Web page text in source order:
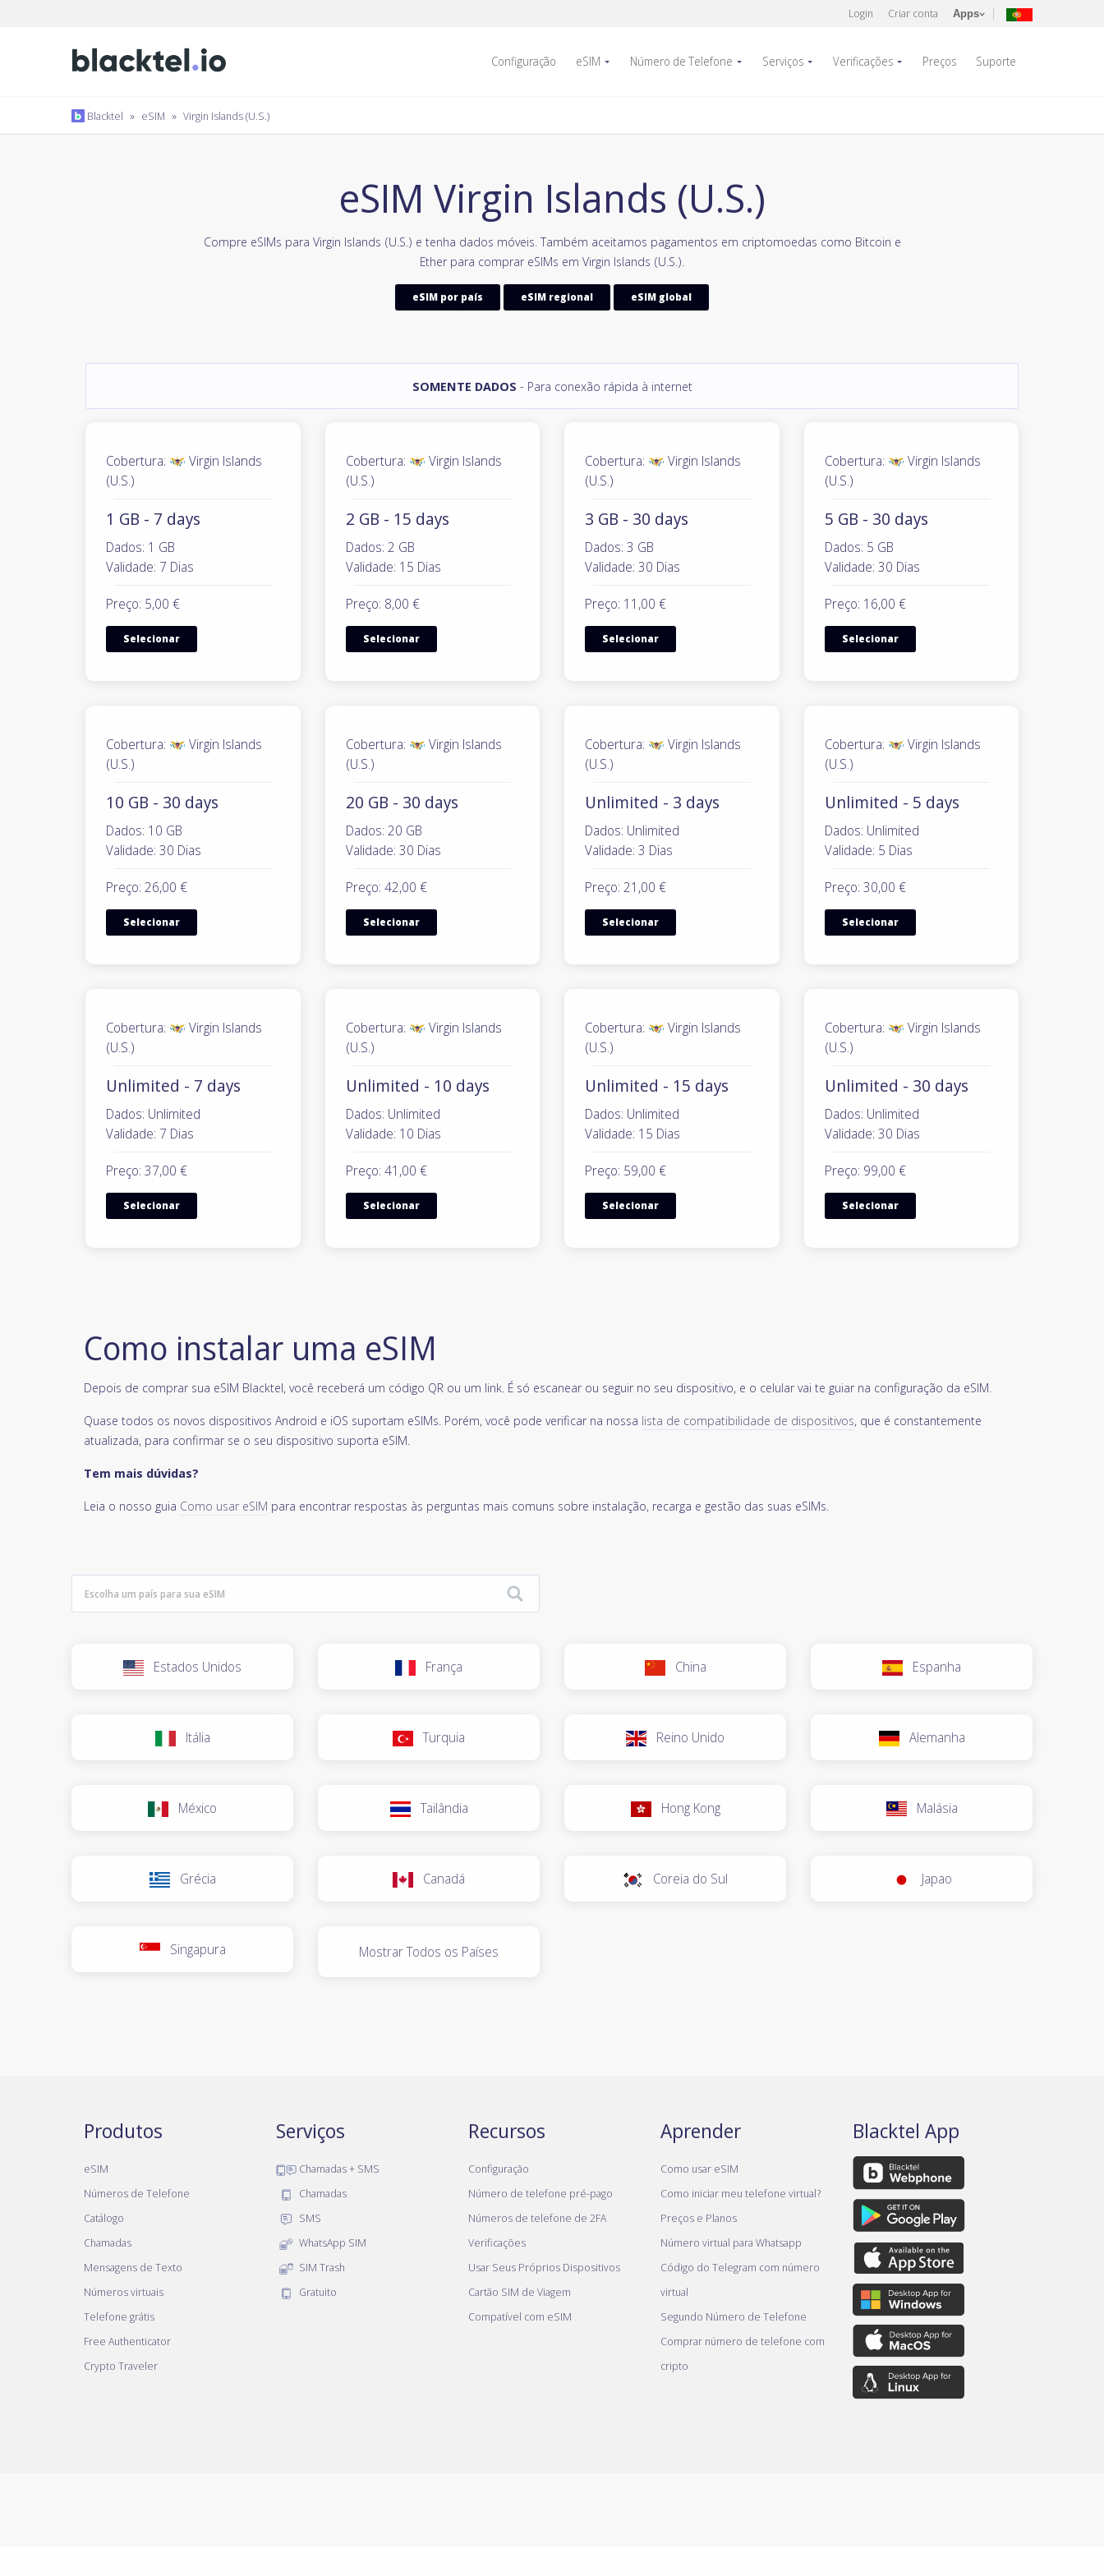
Login Criar conta Apps
Configuração eSIM Número de Telefone Serviços Verificações Preços Suporte
Blacktel » eSIM » Virgin Islands (U.S.)
eSIM Virgin Islands (U.S.)
Compre eSIMs para Virgin Islands (U.S.) e tenha dados móveis. Também aceitamos pagamentos em criptomoedas como Bitcoin e
Ether para comprar eSIMs em Virgin Islands (U.S.).
eSIM por país eSIM regional eSIM global
SOMENTE DADOS - Para conexão rápida à internet
Cobertura:
Virgin Islands
(U.S.)
1 GB - 7 days
Dados: 1 GB
Validade: 7 Dias
Preço: 5,00 €
Selecionar
Cobertura:
Virgin Islands
(U.S.)
2 GB - 15 days
Dados: 2 GB
Validade: 15 Dias
Preço: 8,00 €
Selecionar
Cobertura:
Virgin Islands
(U.S.)
3 GB - 30 days
Dados: 3 GB
Validade: 30 Dias
Preço: 11,00 €
Selecionar
Cobertura:
Virgin Islands
(U.S.)
5 GB - 30 days
Dados: 5 GB
Validade: 30 Dias
Preço: 16,00 €
Selecionar
Cobertura:
Virgin Islands
(U.S.)
10 GB - 30 days
Dados: 10 GB
Validade: 30 Dias
Preço: 26,00 €
Selecionar
Cobertura:
Virgin Islands
(U.S.)
20 GB - 30 days
Dados: 20 GB
Validade: 30 Dias
Preço: 42,00 €
Selecionar
Cobertura:
Virgin Islands
(U.S.)
Unlimited - 3 days
Dados: Unlimited
Validade: 3 Dias
Preço: 21,00 €
Selecionar
Cobertura:
Virgin Islands
(U.S.)
Unlimited - 5 days
Dados: Unlimited
Validade: 5 Dias
Preço: 30,00 €
Selecionar
Cobertura:
Virgin Islands
(U.S.)
Unlimited - 7 days
Dados: Unlimited
Validade: 7 Dias
Preço: 37,00 €
Selecionar
Cobertura:
Virgin Islands
(U.S.)
Unlimited - 10 days
Dados: Unlimited
Validade: 10 Dias
Preço: 41,00 €
Selecionar
Cobertura:
Virgin Islands
(U.S.)
Unlimited - 15 days
Dados: Unlimited
Validade: 15 Dias
Preço: 59,00 €
Selecionar
Cobertura:
Virgin Islands
(U.S.)
Unlimited - 30 days
Dados: Unlimited
Validade: 30 Dias
Preço: 99,00 €
Selecionar
Como instalar uma eSIM
Depois de comprar sua eSIM Blacktel, você receberá um código QR ou um link. É só escanear ou seguir no seu dispositivo, e o celular vai te guiar na configuração da eSIM.
Quase todos os novos dispositivos Android e iOS suportam eSIMs. Porém, você pode verificar na nossa lista de compatibilidade de dispositivos, que é constantemente
atualizada, para confirmar se o seu dispositivo suporta eSIM.
Tem mais dúvidas?
Leia o nosso guia Como usar eSIM para encontrar respostas às perguntas mais comuns sobre instalação, recarga e gestão das suas eSIMs.
Estados Unidos França China Espanha
Itália Turquia Reino Unido Alemanha
México Tailândia Hong Kong Malásia
Grécia Canadá Coreia do Sul Japao
Singapura Mostrar Todos os Países
Produtos
eSIM
Números de Telefone
Catálogo
Chamadas
Mensagens de Texto
Números virtuais
Telefone grátis
Free Authenticator
Crypto Traveler
Serviços
Chamadas + SMS
Chamadas
SMS
WhatsApp SIM
SIM Trash
Gratuito
Recursos
Configuração
Número de telefone pré-pago
Números de telefone de 2FA
Verificações
Usar Seus Próprios Dispositivos
Cartão SIM de Viagem
Compatível com eSIM
Aprender
Como usar eSIM
Como iniciar meu telefone virtual?
Preços e Planos
Número virtual para Whatsapp
Código do Telegram com número
virtual
Segundo Número de Telefone
Comprar número de telefone com
cripto
Blacktel App